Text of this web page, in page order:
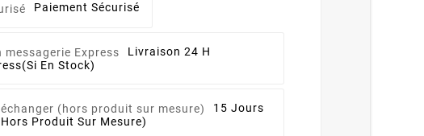
Paiement Sécurisé
Livraison 24 H
(si En Stock)
15 Jours
Produit Sur Mesure)